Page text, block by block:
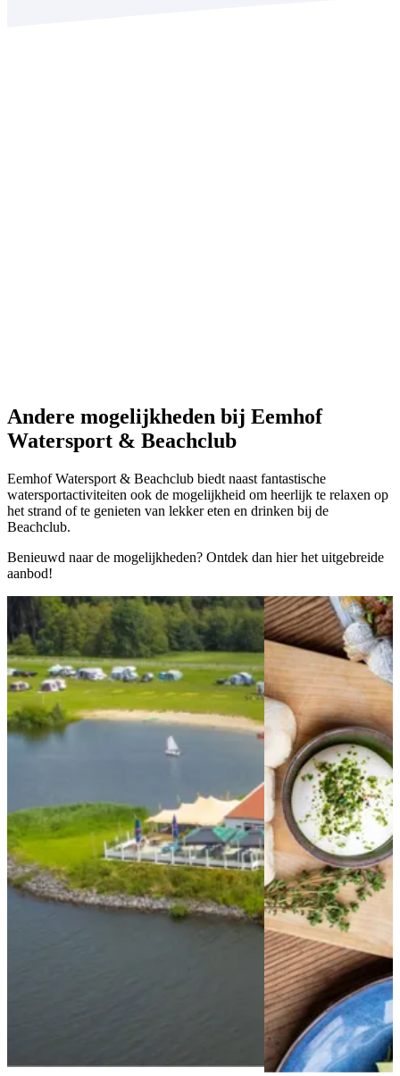
Andere mogelijkheden bij Eemhof
Watersport & Beachclub
Eemhof Watersport & Beachclub biedt naast fantastische
watersportactiviteiten ook de mogelijkheid om heerlijk te relaxen op
het strand of te genieten van lekker eten en drinken bij de
Beachclub.
Benieuwd naar de mogelijkheden? Ontdek dan hier het uitgebreide
aanbod!